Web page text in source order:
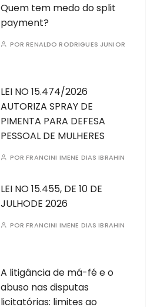
Quem tem medo do split
payment?
PORRENALDO RODRIGUES JUNIOR
LEI NO 15.474/2026
AUTORIZA SPRAY DE
PIMENTA PARA DEFESA
PESSOAL DE MULHERES
PORFRANCINI IMENE DIAS IBRAHIN
LEI NO 15.455, DE 10 DE
JULHODE 2026
PORFRANCINI IMENE DIAS IBRAHIN
A litigância de má-fé e o
abuso nas disputas
licitatórias: limites ao